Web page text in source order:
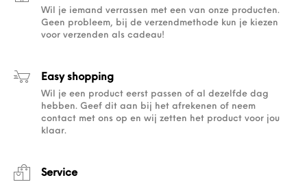
Wil je iemand verrassen met een van onze producten.
Geen probleem, bij de verzendmethode kun je kiezen
voor verzenden als cadeau!
Easy shopping
Wil je een product eerst passen of al dezelfde dag
hebben. Geef dit aan bij het afrekenen of neem
contact met ons op en wij zetten het product voor jou
klaar.
Service